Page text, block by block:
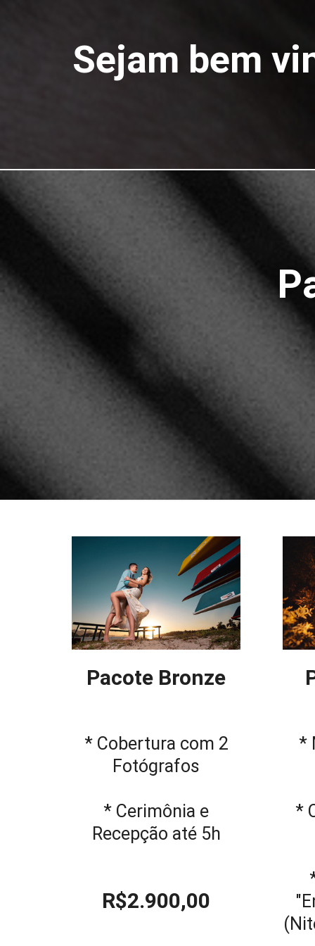
Sejam bem
Pacote Bronze
* Cobertura com 2
Fotógrafos
* Cerimônia e
Recepção até 5h
R$2.900,00
*
*